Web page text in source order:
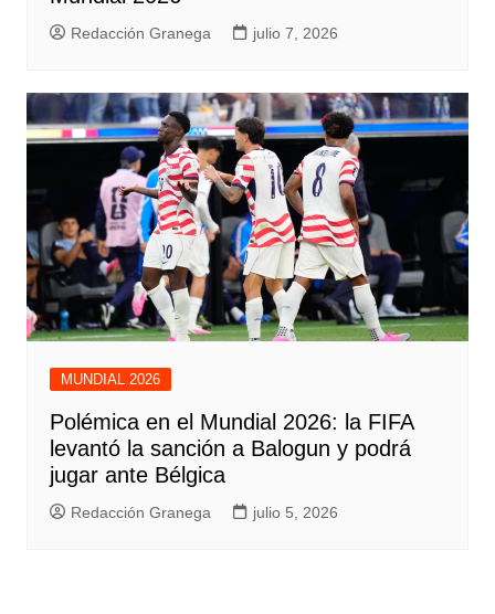
Redacción Granega julio 7, 2026
MUNDIAL 2026
Polémica en el Mundial 2026: la FIFA
levantó la sanción a Balogun y podrá
jugar ante Bélgica
Redacción Granega julio 5, 2026